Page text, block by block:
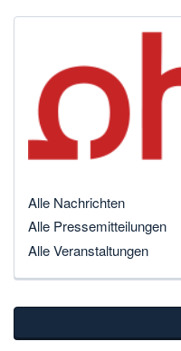
Alle Nachrichten
Alle Pressemitteilungen
Alle Veranstaltungen